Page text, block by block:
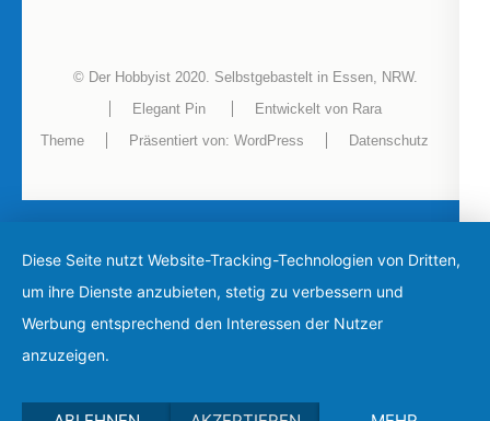
© Der Hobbyist 2020. Selbstgebastelt in Essen, NRW.
Elegant Pin
Entwickelt von Rara
Theme
Präsentiert von: WordPress Datenschutz
Diese Seite nutzt Website-Tracking-Technologien von Dritten,
um ihre Dienste anzubieten, stetig zu verbessern und
Werbung entsprechend den Interessen der Nutzer
anzuzeigen.